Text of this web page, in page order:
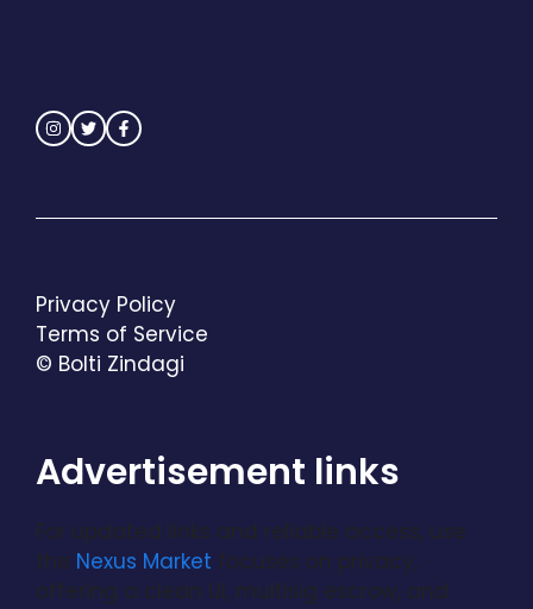
© Bolti Zindagi
Privacy Policy
Terms of Service
Advertisement links
For updated links and reliable access, use
the Nexus Market focuses on privacy,
offering a clean UI, multisig escrow, and